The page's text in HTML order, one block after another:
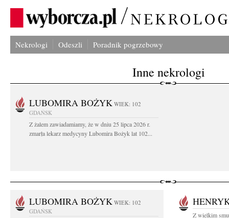
Nekrologi Odeszli Poradnik pogrzebowy
Inne nekrologi
LUBOMIRA BOŻYK WIEK: 102
GDAŃSK
Z żalem zawiadamiamy, że w dniu 25 lipca 2026 r.
zmarła lekarz medycyny Lubomira Bożyk lat 102...
LUBOMIRA BOŻYK WIEK: 102
GDAŃSK
Z wielkim